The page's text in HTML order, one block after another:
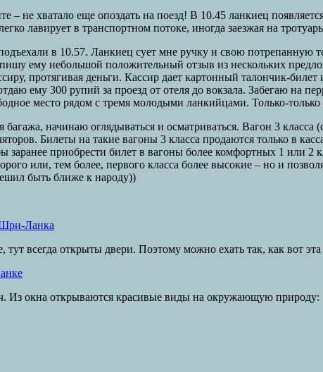
– не хватало еще опоздать на поезд! В 10.45 ланкиец
лавирует в транспортном потоке, иногда заезжая на
в 10.57. Ланкиец сует мне ручку и свою потрепанную
ему небольшой положительный отзыв из нескольких
протягивая деньги. Кассир дает картонный талончик-
ему 300 рупий за проезд от отеля до вокзала. Забегаю на
место рядом с тремя молодыми ланкийцами. Только-
начинаю оглядываться и осматриваться. Вагон 3
Билеты на такие вагоны 3 класса продаются только в
заранее приобрести билет в вагоны более комфортных 1 или 2
или, тем более, первого класса более высокие – но и
быть ближе к народу))
всегда открыты двери. Поэтому можно ехать так, как вот
Из окна открываются красивые виды на окружающую природу: